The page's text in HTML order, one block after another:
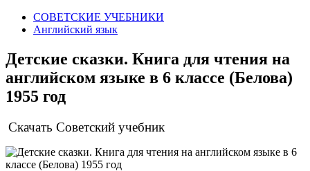
СОВЕТСКИЕ УЧЕБНИКИ
Английский язык
Детские сказки. Книга для чтения на
английском языке в 6 классе (Белова)
1955 год
Скачать Советский учебник